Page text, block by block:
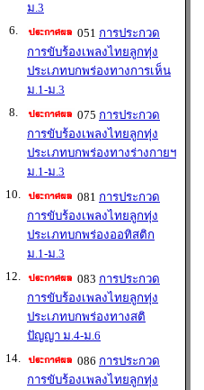
ม.3
6. 051 การประกวด
การขับร้องเพลงไทยลูกทุ่ง
ประเภทบกพร่องทางการเห็น
ม.1-ม.3
8. 075 การประกวด
การขับร้องเพลงไทยลูกทุ่ง
ประเภทบกพร่องทางร่างกายฯ
ม.1-ม.3
10. 081 การประกวด
การขับร้องเพลงไทยลูกทุ่ง
ประเภทบกพร่องออทิสติก
ม.1-ม.3
12. 083 การประกวด
การขับร้องเพลงไทยลูกทุ่ง
ประเภทบกพร่องทางสติ
ปัญญา ม.4-ม.6
14. 086 การประกวด
การขับร้องเพลงไทยลูกทุ่ง